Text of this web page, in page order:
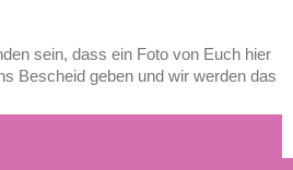
sein, dass ein Foto von Euch hier
Bescheid geben und wir werden das